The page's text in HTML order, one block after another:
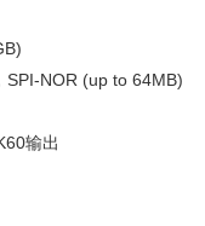
SPI-NOR (up to 64MB)
输出